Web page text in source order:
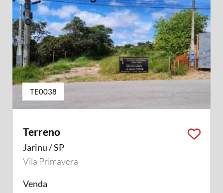
TE0038
Terreno
Jarinu / SP
Vila Primavera
Venda